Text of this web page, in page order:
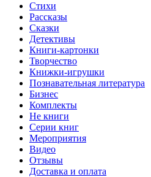
Стихи
Рассказы
Сказки
Детективы
Книги-картонки
Творчество
Книжки-игрушки
Познавательная литература
Бизнес
Комплекты
Не книги
Серии книг
Мероприятия
Видео
Отзывы
Доставка и оплата